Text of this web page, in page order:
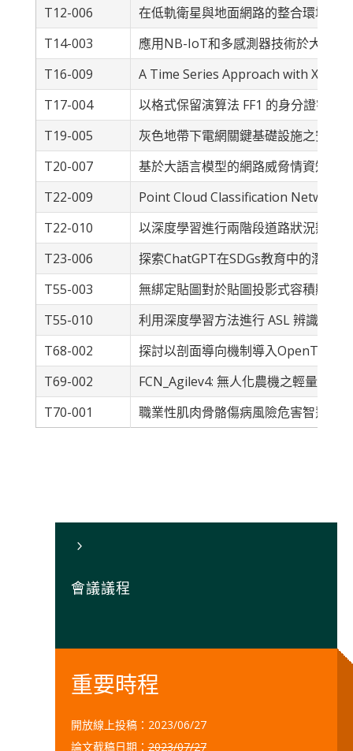
T12-006
在低軌衛星與地面網路的整合環境中
T14-003
應用NB-IoT和多感測器技術於大型重
T16-009
A Time Series Approach with
T17-004
以格式保留演算法 FF1 的身分證字號
T19-005
灰色地帶下電網關鍵基礎設施之安全
T20-007
基於大語言模型的網路威脅情資知識
T22-009
Point Cloud Classification Network
T22-010
以深度學習進行兩階段道路狀況辨識
T23-006
探索ChatGPT在SDGs教育中的潛力
T55-003
無綁定貼圖對於貼圖投影式容積顯像
T55-010
利用深度學習方法進行 ASL 辨識系統
T68-002
探討以剖面導向機制導入
T69-002
FCN_Agilev4: 無人化農機之輕量化圖
T70-001
職業性肌肉骨骼傷病風險危害智慧評
5
會議議程
重要時程
開放線上投稿：2023/06/27
論文截稿日期：2023/07/27